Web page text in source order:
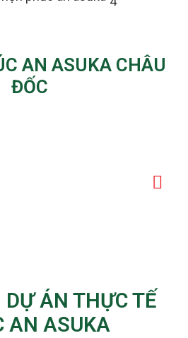
AN ASUKA CHÂU
ĐỐC
ÁN THỰC TẾ
AN ASUKA